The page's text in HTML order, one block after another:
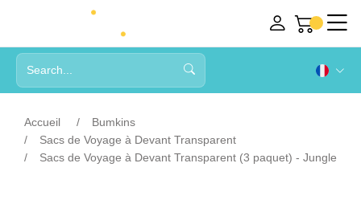
Accueil
Bumkins
Sacs de Voyage à Devant Transparent
Sacs de Voyage à Devant Transparent (3 paquet) - Jungle